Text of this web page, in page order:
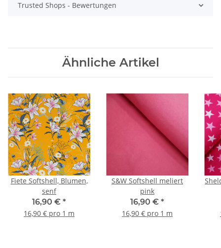
Trusted Shops - Bewertungen
Ähnliche Artikel
Fiete Softshell, Blumen,
senf
16,90 € *
16,90 € pro 1 m
S&W Softshell meliert
pink
16,90 € *
16,90 € pro 1 m